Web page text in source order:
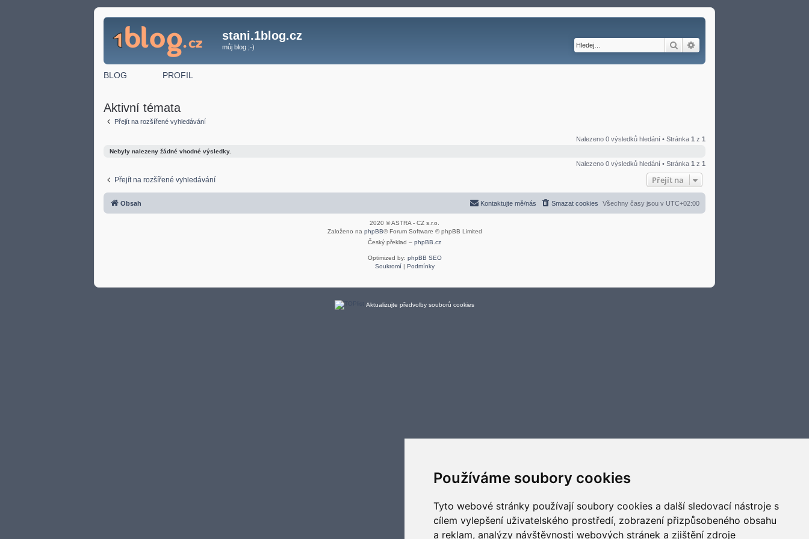
Používáme soubory cookies
Tyto webové stránky používají soubory cookies a další sledovací nástroje s
cílem vylepšení uživatelského prostředí, zobrazení přizpůsobeného obsahu
a reklam, analýzy návštěvnosti webových stránek a zjištění zdroje
stani.1blog.cz
můj blog ;-) Hledat
BLOG PROFIL
Aktivní témata
Přejít na rozšířené vyhledávání
Nalezeno 0 výsledků hledání • Stránka 1 z 1
Nebyly nalezeny žádné vhodné výsledky.
Nalezeno 0 výsledků hledání • Stránka 1 z 1
Přejít na rozšířené vyhledávání Přejít na
Obsah Všechny časy jsou v UTC+02:00
Smazat cookies
Kontaktujte mě/nás
2020 © ASTRA - CZ s.r.o.
Založeno na phpBB® Forum Software © phpBB Limited
Český překlad – phpBB.cz
Optimized by: phpBB SEO
Soukromí| Podmínky
Aktualizujte předvolby souborů cookies